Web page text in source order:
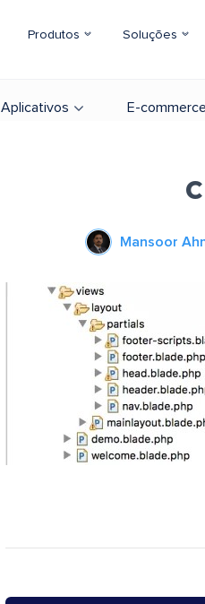
Produtos Soluções
Aplicativos E-commerce
Mansoor